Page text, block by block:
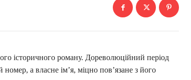
історичного роману. Дореволюційний період
а власне ім’я, міцно пов’язане з його